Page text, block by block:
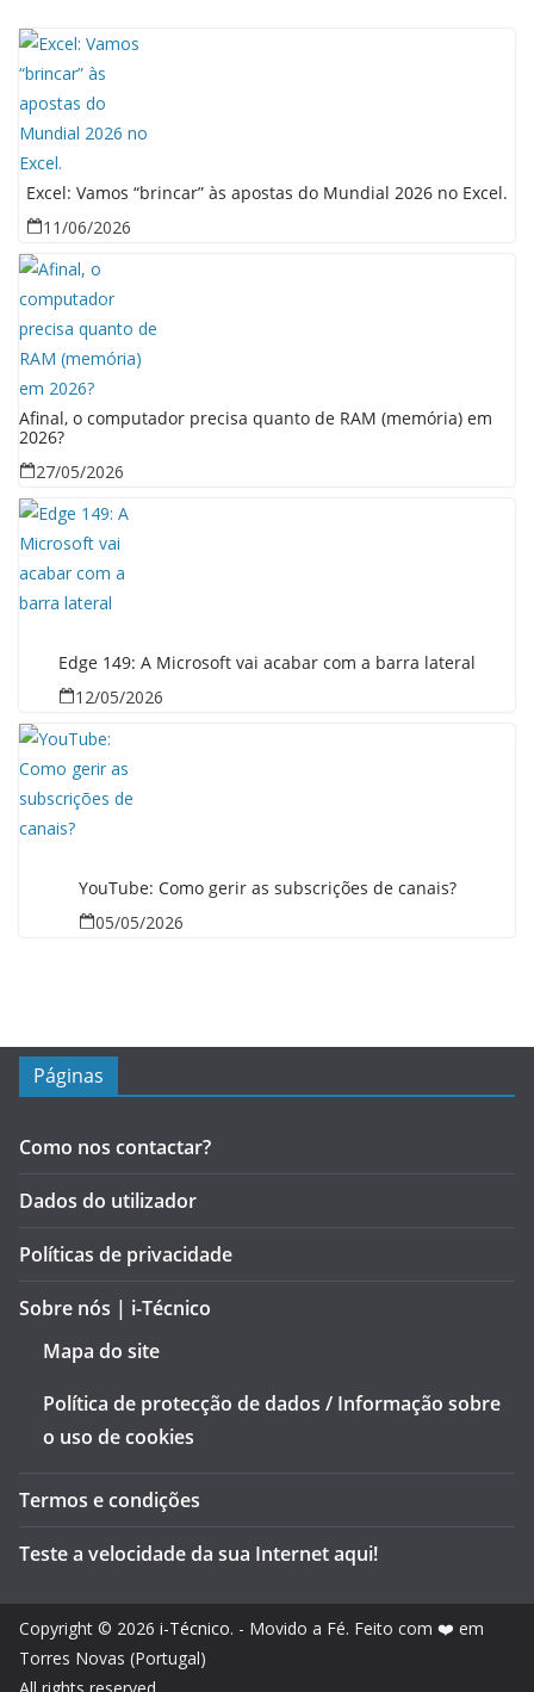
Excel: Vamos “brincar” às apostas do Mundial 2026 no Excel.
11/06/2026
Afinal, o computador precisa quanto de RAM (memória) em
2026?
27/05/2026
Edge 149: A Microsoft vai acabar com a barra lateral
12/05/2026
YouTube: Como gerir as subscrições de canais?
05/05/2026
Páginas
Como nos contactar?
Dados do utilizador
Políticas de privacidade
Sobre nós | i-Técnico
Mapa do site
Política de protecção de dados / Informação sobre
o uso de cookies
Termos e condições
Teste a velocidade da sua Internet aqui!
Copyright © 2026 i-Técnico. - Movido a Fé. Feito com ❤️ em
Torres Novas (Portugal)